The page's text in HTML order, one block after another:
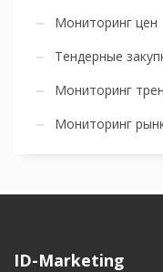
Мониторинг цен
Тендерные
Мониторинг
Мониторинг
ID-Marketing